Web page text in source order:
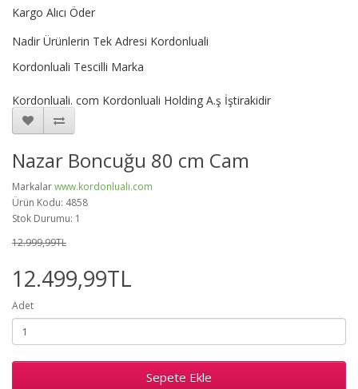
Kargo Alıcı Öder
Nadir Ürünlerin Tek Adresi Kordonluali
Kordonluali Tescilli Marka
Kordonluali. com Kordonluali Holding A.ş İştirakidir
Nazar Boncuğu 80 cm Cam
Markalarwww.kordonluali.com
Ürün Kodu: 4858
Stok Durumu: 1
12.999,99TL
12.499,99TL
Adet
Sepete Ekle